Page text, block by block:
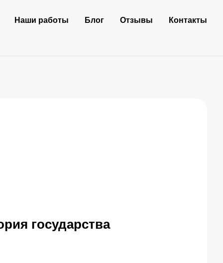
Наши работы Блог Отзывы Контакты
государства